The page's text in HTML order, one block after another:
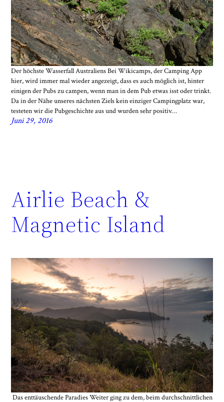
Der höchste Wasserfall Australiens Bei Wikicamps, der Camping App
hier, wird immer mal wieder angezeigt, dass es auch möglich ist, hinter
einigen der Pubs zu campen, wenn man in dem Pub etwas isst oder trinkt.
Da in der Nähe unseres nächsten Ziels kein einziger Campingplatz war,
testeten wir die Pubgeschichte aus und wurden sehr positiv…
Juni 29, 2016
Airlie Beach &
Magnetic Island
Das enttäuschende Paradies Weiter ging zu dem, beim durchschnittlichen